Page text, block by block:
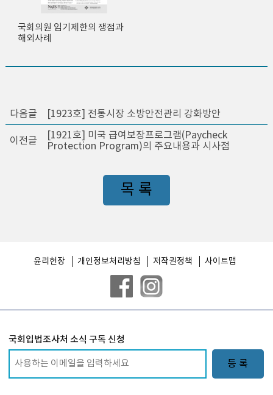
국회의원 임기제한의 쟁점과
해외사례
다음글 [1923호] 전통시장 소방안전관리 강화방안
이전글
[1921호] 미국 급여보장프로그램(Paycheck
Protection Program)의 주요내용과 시사점
목 록
윤리헌장 개인정보처리방침 저작권정책 사이트맵
국회입법조사처 소식 구독 신청
등 록